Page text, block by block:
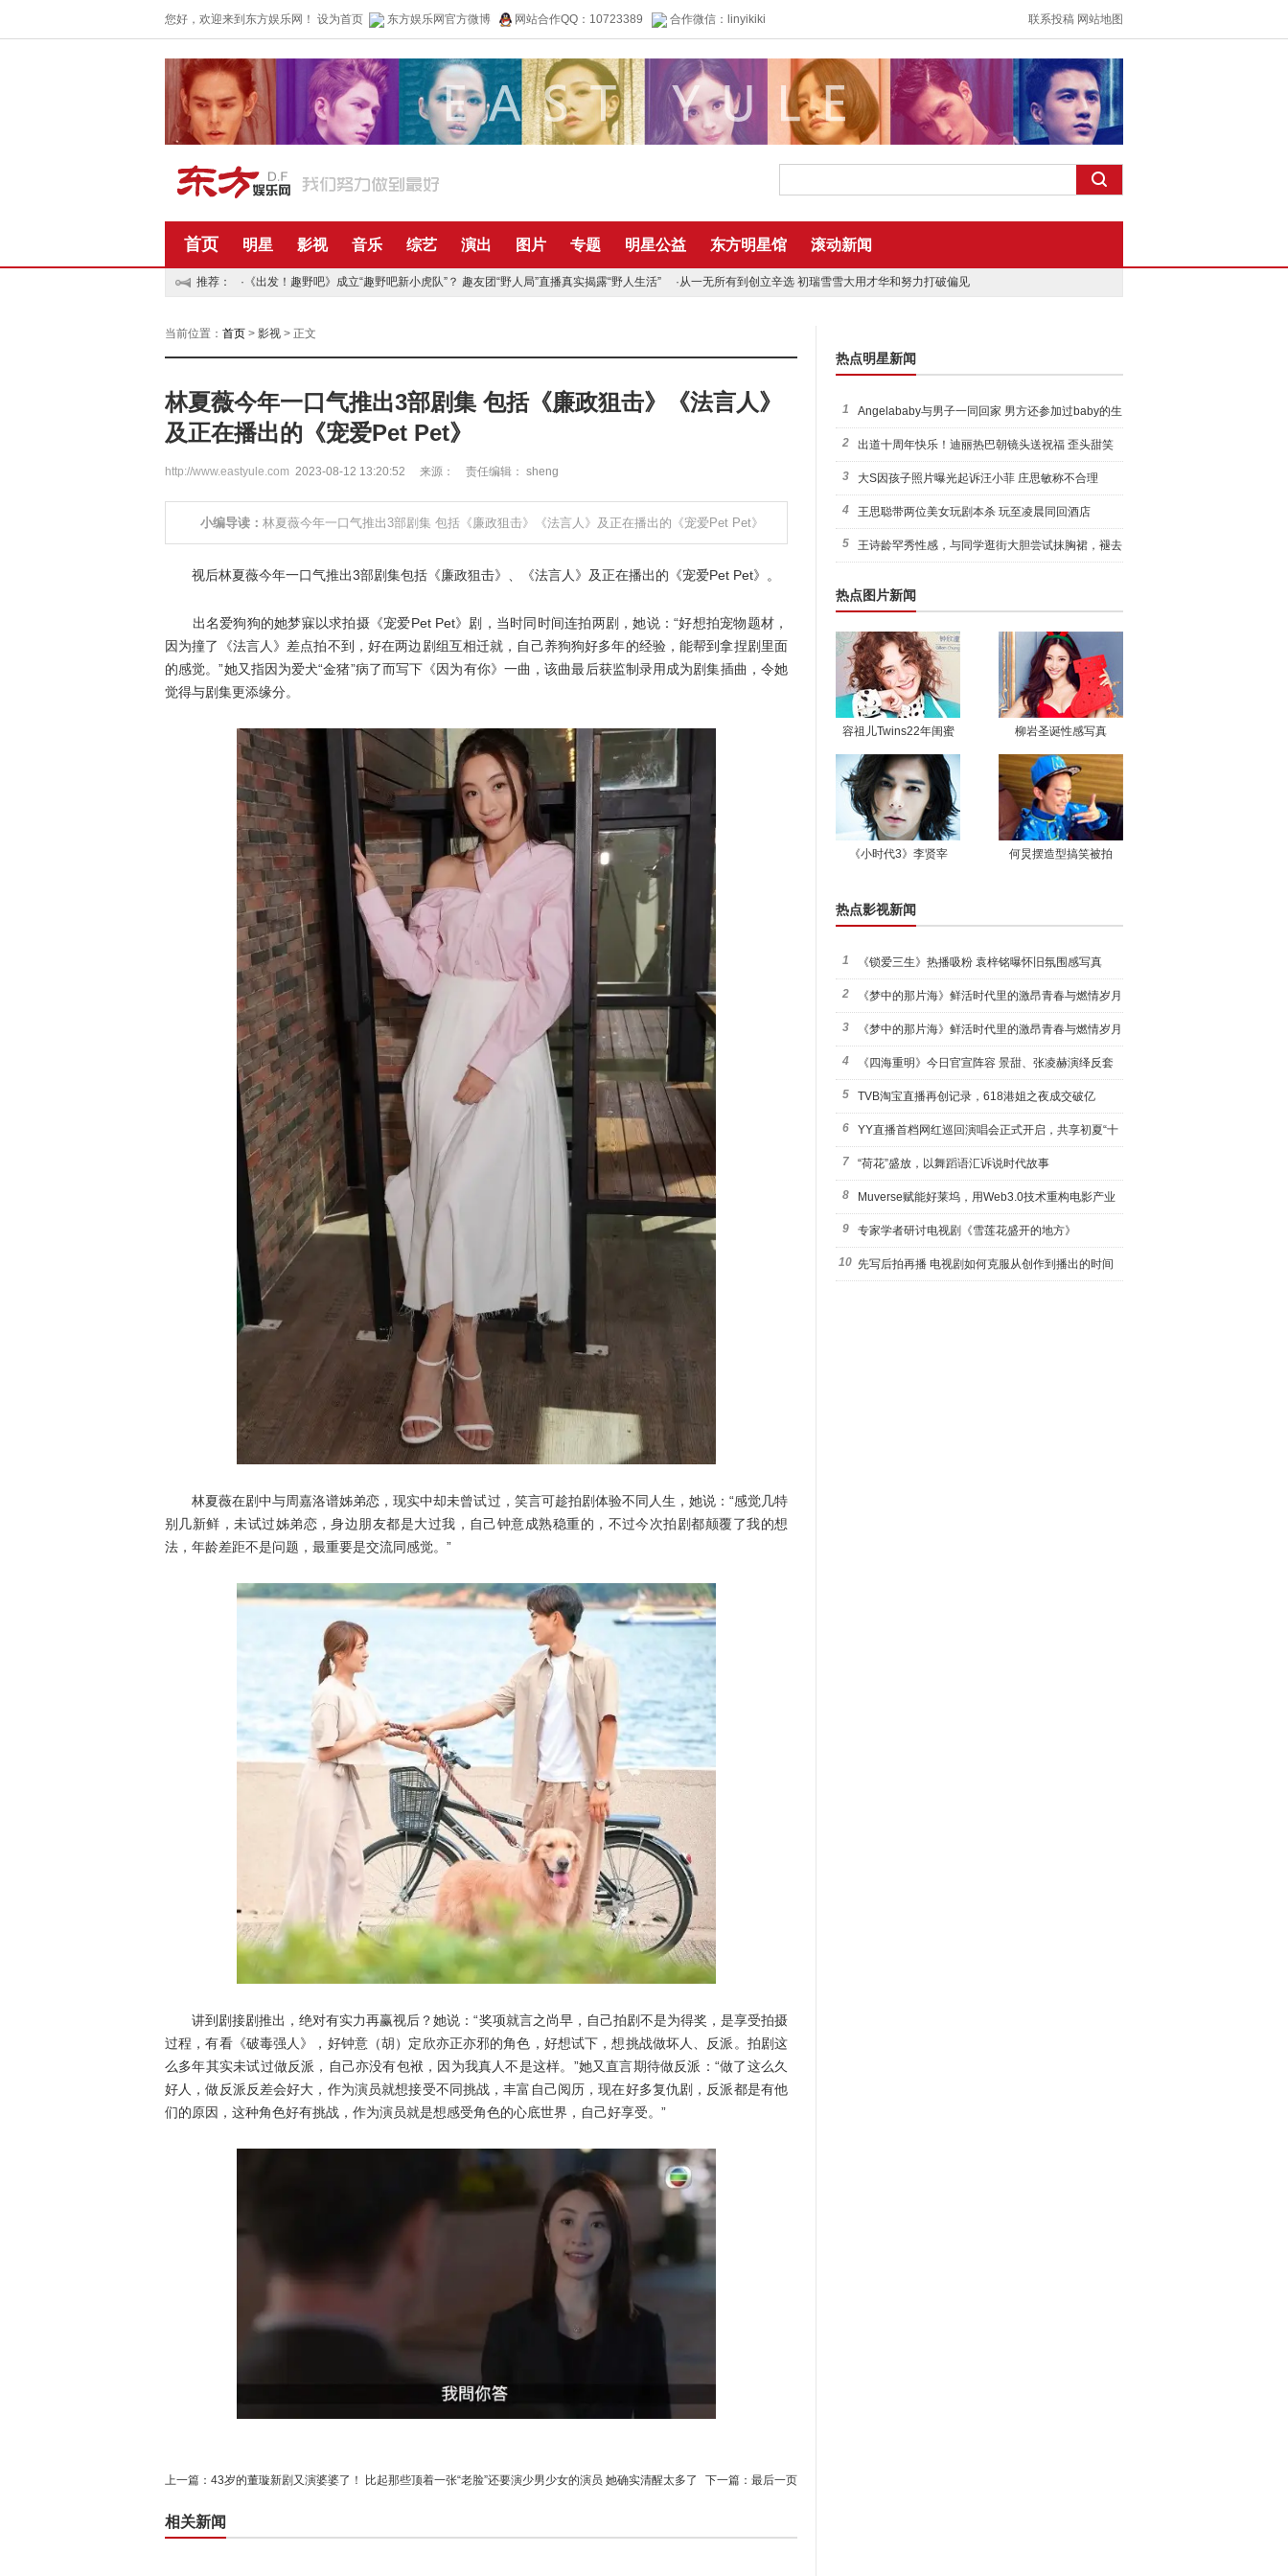
您好，欢迎来到东方娱乐网！ 设为首页 东方娱乐网官方微博 网站合作QQ：10723389 合作微信：linyikiki 联系投稿 网站地图
首页 明星 影视 音乐 综艺 演出 图片 专题 明星公益 东方明星馆 滚动新闻
推荐： · 《出发！趣野吧》成立“趣野吧新小虎队”？ 趣友团“野人局”直播真实揭露“野人生活” ·从一无所有到创立辛选 初瑞雪雪大用才华和努力打破偏见
当前位置： 首页 > 影视 > 正文
林夏薇今年一口气推出3部剧集 包括《廉政狙击》《法言人》
及正在播出的《宠爱Pet Pet》
http://www.eastyule.com 2023-08-12 13:20:52 来源： 责任编辑： sheng
小编导读： 林夏薇今年一口气推出3部剧集 包括《廉政狙击》《法言人》及正在播出的《宠爱Pet Pet》
视后林夏薇今年一口气推出3部剧集包括《廉政狙击》、《法言人》及正在播出的《宠爱Pet Pet》。
出名爱狗狗的她梦寐以求拍摄《宠爱Pet Pet》剧，当时同时间连拍两剧，她说：“好想拍宠物题材，
因为撞了《法言人》差点拍不到，好在两边剧组互相迁就，自己养狗狗好多年的经验，能帮到拿捏剧里面
的感觉。”她又指因为爱犬“金猪”病了而写下《因为有你》一曲，该曲最后获监制录用成为剧集插曲，令她
觉得与剧集更添缘分。
林夏薇在剧中与周嘉洛谱姊弟恋，现实中却未曾试过，笑言可趁拍剧体验不同人生，她说：“感觉几特
别几新鲜，未试过姊弟恋，身边朋友都是大过我，自己钟意成熟稳重的，不过今次拍剧都颠覆了我的想
法，年龄差距不是问题，最重要是交流同感觉。”
讲到剧接剧推出，绝对有实力再赢视后？她说：“奖项就言之尚早，自己拍剧不是为得奖，是享受拍摄
过程，有看《破毒强人》，好钟意（胡）定欣亦正亦邪的角色，好想试下，想挑战做坏人、反派。拍剧这
么多年其实未试过做反派，自己亦没有包袱，因为我真人不是这样。”她又直言期待做反派：“做了这么久
好人，做反派反差会好大，作为演员就想接受不同挑战，丰富自己阅历，现在好多复仇剧，反派都是有他
们的原因，这种角色好有挑战，作为演员就是想感受角色的心底世界，自己好享受。”
上一篇： 43岁的董璇新剧又演婆婆了！ 比起那些顶着一张“老脸”还要演少男少女的演员 她确实清醒太多了 下一篇： 最后一页
相关新闻
热点明星新闻
1 Angelababy与男子一同回家 男方还参加过baby的生
日派对
2 出道十周年快乐！迪丽热巴朝镜头送祝福 歪头甜笑
元气满满
3 大S因孩子照片曝光起诉汪小菲 庄思敏称不合理
4 王思聪带两位美女玩剧本杀 玩至凌晨同回酒店
5 王诗龄罕秀性感，与同学逛街大胆尝试抹胸裙，褪去
热点图片新闻
容祖儿Twins22年闺蜜 柳岩圣诞性感写真
《小时代3》李贤宰 何炅摆造型搞笑被拍
热点影视新闻
1 《锁爱三生》热播吸粉 袁梓铭曝怀旧氛围感写真
2 《梦中的那片海》鲜活时代里的激昂青春与燃情岁月
3 《梦中的那片海》鲜活时代里的激昂青春与燃情岁月
4 《四海重明》今日官宣阵容 景甜、张凌赫演绎反套
路玄幻爱
5 TVB淘宝直播再创记录，618港姐之夜成交破亿
6 YY直播首档网红巡回演唱会正式开启，共享初夏“十
城”音乐
7 “荷花”盛放，以舞蹈语汇诉说时代故事
8 Muverse赋能好莱坞，用Web3.0技术重构电影产业
9 专家学者研讨电视剧《雪莲花盛开的地方》
10 先写后拍再播 电视剧如何克服从创作到播出的时间